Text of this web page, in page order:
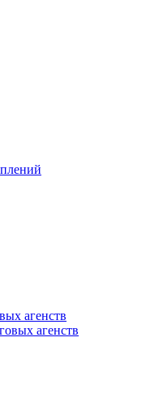
агенств
агенств